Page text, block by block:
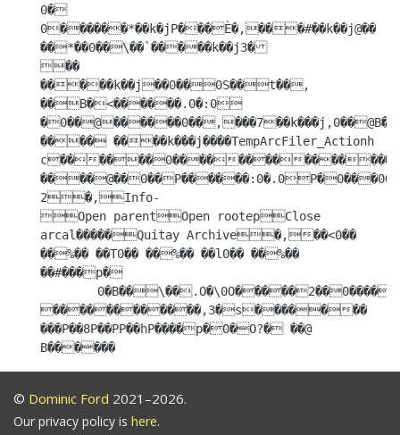
0�
0������*��k�jР���Ѐ�,���#��k��j@��
��*��0��\��`�����k��j3�
��
�����k��j��0��0S��t��,
��B�<������.0�:0
�0��@������0��,���7��k���j,0��@B�
���� ����k���j����TempArcFiler_Actionh
c������0��������
2�,Info-
Open parentOpen rootepClose
arcal�����Quitay Archive�,��<0��
��%�� ��T0�� ��%�� ��l0�� ��%��
��#���p�
������������,3�s�������
���P��8P��PP��hP����p�0�O?� ��@
B������
© Dominic Ford 2021–2026.
Our privacy policy is here.